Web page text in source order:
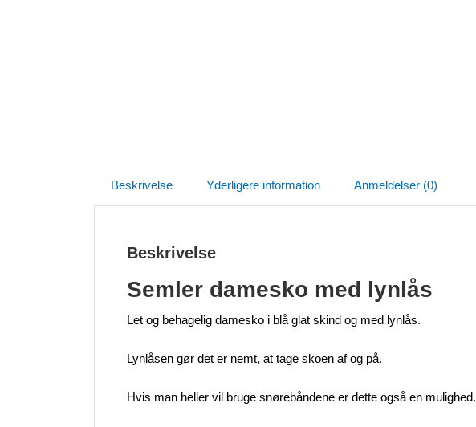
Beskrivelse Yderligere information Anmeldelser (0)
Beskrivelse
Semler damesko med lynlås
Let og behagelig damesko i blå glat skind og med lynlås.
Lynlåsen gør det er nemt, at tage skoen af og på.
Hvis man heller vil bruge snørebåndene er dette også en mulighed.